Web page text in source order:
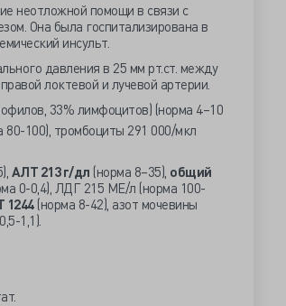
неотложной помощи в связи с
Она была госпитализирована в
инсульт.
давления в 25 мм рт.ст. между
локтевой и лучевой артерии.
33% лимфоцитов) (норма 4–10
80-100), тромбоциты 291 000/мкл
АЛТ 213 г/дл (норма 8–35), общий
0-0,4), ЛДГ 215 МЕ/л (норма 100-
1244(норма 8-42), азот мочевины
1,1).